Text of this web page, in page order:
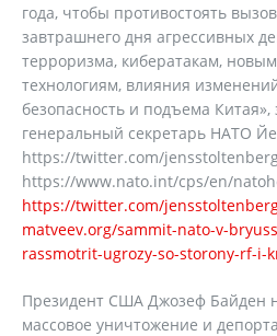
года, чтобы противостоять
завтрашнего дня агрессивных
терроризма, кибератакам,
технологиям, влияния
безопасность и подъема Китая»,
генеральный секретарь НАТО
https://twitter.com/
https://www.nato.int/cps/en/
https://twitter.com/
matveev.org/sammit-nato-v-
rassmotrit-ugrozy-so-storony-rf-i-
Президент США Джозеф Байден
массовое уничтожение и